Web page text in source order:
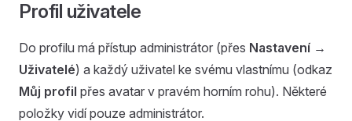
Profil uživatele
Do profilu má přístup administrátor (přes Nastavení →
Uživatelé) a každý uživatel ke svému vlastnímu (odkaz
Můj profil přes avatar v pravém horním rohu). Některé
položky vidí pouze administrátor.